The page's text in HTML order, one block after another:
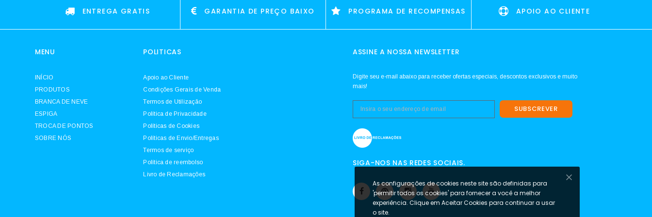
ENTREGA GRATIS GARANTIA DE PREÇO BAIXO PROGRAMA DE RECOMPENSAS APOIO AO CLIENTE
MENU
INÍCIO
PRODUTOS
BRANCA DE NEVE
ESPIGA
TROCA DE PONTOS
SOBRE NÓS
POLITICAS
Apoio ao Cliente
Condições Gerais de Venda
Termos de Utilização
Política de Privacidade
Políticas de Cookies
Políticas de Envio/Entregas
Termos de serviço
Política de reembolso
Livro de Reclamações
ASSINE A NOSSA NEWSLETTER
Digite seu e-mail abaixo para receber ofertas especiais, descontos exclusivos e muito
mais!
SUBSCREVER
SIGA-NOS NAS REDES SOCIAIS.
As configurações de cookies neste site são definidas para
'permitir todos os cookies' para fornecer a você a melhor
experiência. Clique em Aceitar Cookies para continuar a usar
o site.